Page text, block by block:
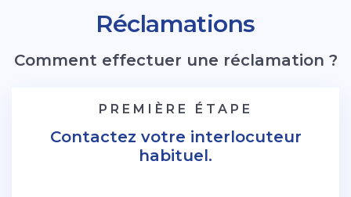
Réclamations
Comment effectuer une réclamation ?
PREMIÈRE ÉTAPE
Contactez votre interlocuteur
habituel.